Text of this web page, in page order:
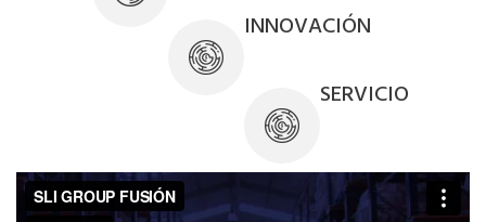
INNOVACIÓN
SERVICIO
Contáctanos